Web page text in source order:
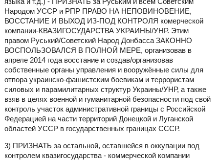
Народом УССР и РПР ПРАВО НА НЕПОВИНОВЕНИЕ,
ВОССТАНИЕ И ВЫХОД ИЗ-ПОД КОНТРОЛЯ комерческой
компании-КВАЗИГОСУДАРСТВА УКРАИНЫ/УНР. Этим
правом Руський/Советский Народ Донбасса ЗАКОННО
ВОСПОЛЬЗОВАЛСЯ В ПОЛНОЙ МЕРЕ, организовав в
апреле 2014 года восстание и создав/организовав
собственные органы управления и вооружённые силы для
отпора украинско-фашистским боевикам и террористам
силовых и парамилитарных структур Украины/УНР, а также
взяв в целях военной и гуманитарной безопасности под свой
контроль участок административной границы с Российской
Федерацией на части территорий Донецкой и Луганской
областей УССР в государственных границах СССР.
3) ПРИЗНАТЬ за остальной, оставшейся в оккупации под
контролем квазигосударства - коммерческой компании